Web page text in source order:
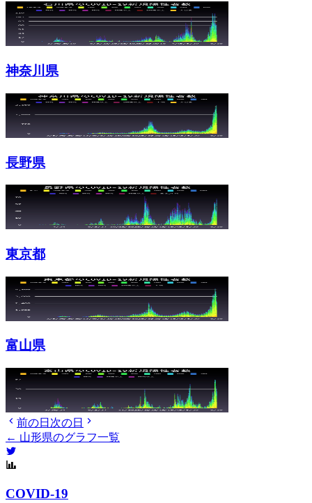
神奈川県
長野県
東京都
富山県
前の日 次の日
← 山形県のグラフ一覧
COVID-19